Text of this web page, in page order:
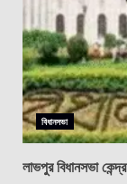
বিধানসভা
লাভপুর বিধানসভা কেন্দ্র